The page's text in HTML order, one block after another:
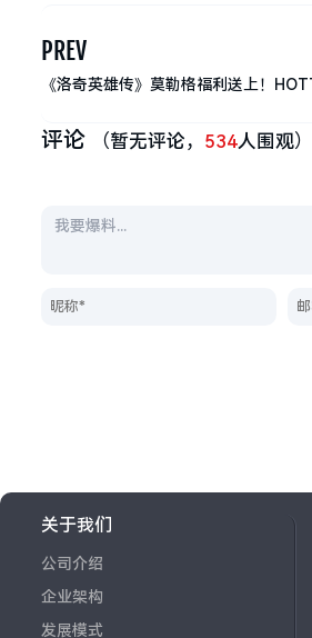
PREV
《洛奇英雄传》莫勒格福利送上！
评论 （暂无评论， 534人围观）
关于我们
公司介绍
企业架构
发展模式